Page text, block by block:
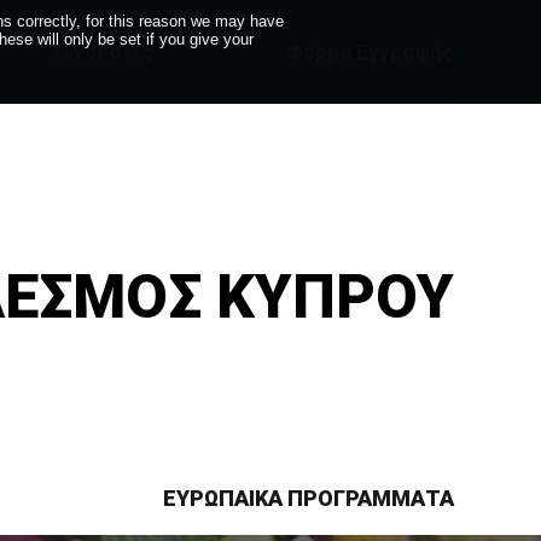
Συνδέσεις
ΚΥΠΡΟΥ
ΕΥΡΩΠΑΙΚΑ ΠΡΟΓΡΑΜΜΑΤΑ
correctly, for this reason we may have
will only be set if you give your